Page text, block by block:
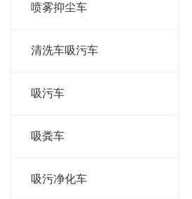
喷雾抑尘车
清洗车吸污车
吸污车
吸粪车
吸污净化车